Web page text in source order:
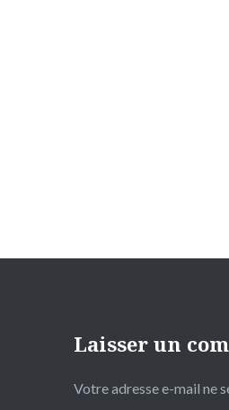
Laisser un
Votre adresse e-mail ne